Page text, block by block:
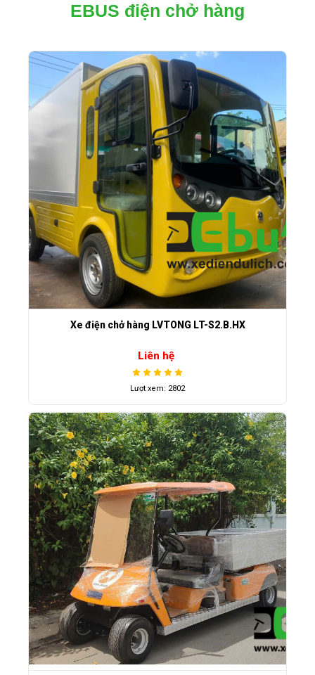
EBUS điện chở hàng
Xe điện chở hàng LVTONG LT-S2.B.HX
Liên hệ
Lượt xem: 2802